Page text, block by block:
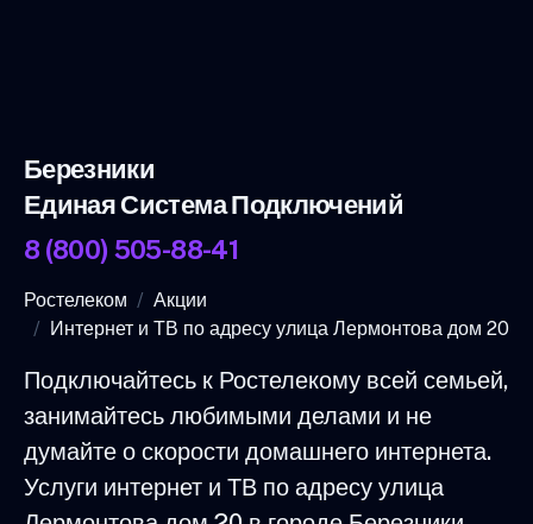
Березники
Единая Система Подключений
8 (800) 505-88-41
Ростелеком
Акции
Интернет и ТВ по адресу улица Лермонтова дом 20
Подключайтесь к Ростелекому всей семьей,
занимайтесь любимыми делами и не
думайте о скорости домашнего интернета.
Услуги интернет и ТВ по адресу улица